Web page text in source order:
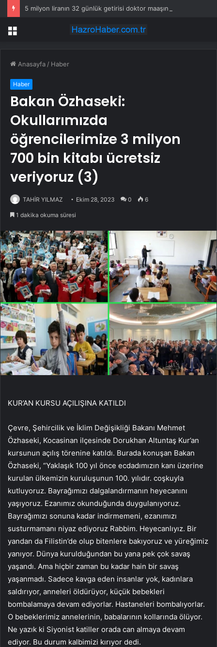
5 milyon liranın 32 günlük getirisi doktor maaşını solladı
Menü
Anasayfa / Haber
Haber
Bakan Özhaseki:
Okullarımızda
öğrencilerimize 3 milyon
700 bin kitabı ücretsiz
veriyoruz (3)
TAHİR YILMAZ Ekim 28, 2023 0 6
1 dakika okuma süresi
KUR’AN KURSU AÇILIŞINA KATILDI
Çevre, Şehircilik ve İklim Değişikliği Bakanı Mehmet
Özhaseki, Kocasinan ilçesinde Dorukhan Altuntaş Kur’an
kursunun açılış törenine katıldı. Burada konuşan Bakan
Özhaseki, “Yaklaşık 100 yıl önce ecdadımızın kanı üzerine
kurulan ülkemizin kuruluşunun 100. yılıdır. coşkuyla
kutluyoruz. Bayrağımızı dalgalandırmanın heyecanını
yaşıyoruz. Ezanımız okunduğunda duygulanıyoruz.
Bayrağımızı sonuna kadar indirmemeni, ezanımızı
susturmamanı niyaz ediyoruz Rabbim. Heyecanlıyız. Bir
yandan da Filistin’de olup bitenlere bakıyoruz ve yüreğimiz
yanıyor. Dünya kurulduğundan bu yana pek çok savaş
yaşandı. Ama hiçbir zaman bu kadar hain bir savaş
yaşanmadı. Sadece kavga eden insanlar yok, kadınlara
saldırıyor, anneleri öldürüyor, küçük bebekleri
bombalamaya devam ediyorlar. Hastaneleri bombalıyorlar.
O bebeklerimiz annelerinin, babalarının kollarında ölüyor.
Ne yazık ki Siyonist katiller orada can almaya devam
ediyor. Bu durum kalbimizi kırıyor dedi.